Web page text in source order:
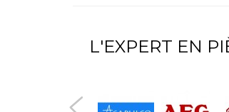
L'EXPERT EN